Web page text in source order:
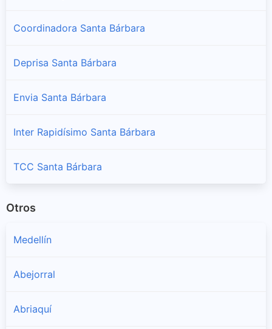
Coordinadora Santa Bárbara
Deprisa Santa Bárbara
Envia Santa Bárbara
Inter Rapidísimo Santa Bárbara
TCC Santa Bárbara
Otros
Medellín
Abejorral
Abriaquí